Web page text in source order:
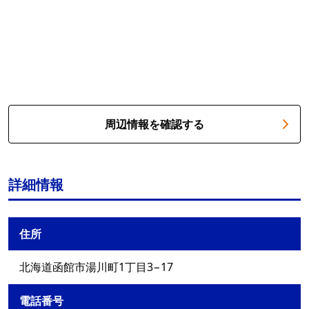
周辺情報を確認する
詳細情報
住所
北海道函館市湯川町1丁目3−17
電話番号